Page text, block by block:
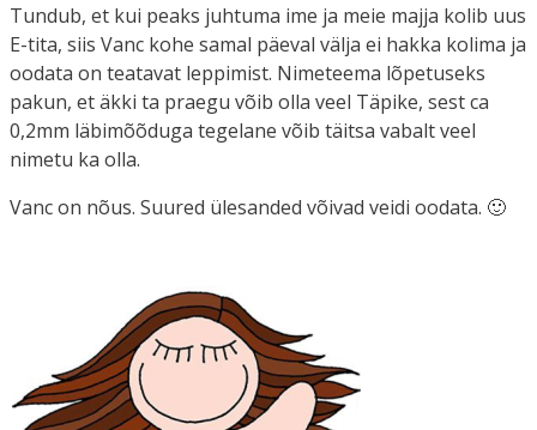
Tundub, et kui peaks juhtuma ime ja meie majja kolib uus
E-tita, siis Vanc kohe samal päeval välja ei hakka kolima ja
oodata on teatavat leppimist. Nimeteema lõpetuseks
pakun, et äkki ta praegu võib olla veel Täpike, sest ca
0,2mm läbimõõduga tegelane võib täitsa vabalt veel
nimetu ka olla.
Vanc on nõus. Suured ülesanded võivad veidi oodata. 🙂